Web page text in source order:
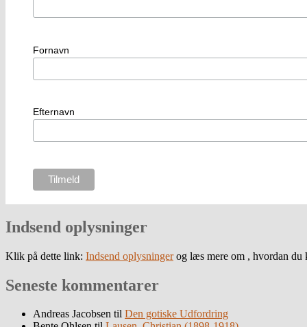
Fornavn
Efternavn
Indsend oplysninger
Klik på dette link: Indsend oplysningerog læs mere om , hvordan du
Seneste kommentarer
Andreas Jacobsen til Den gotiske Udfordring